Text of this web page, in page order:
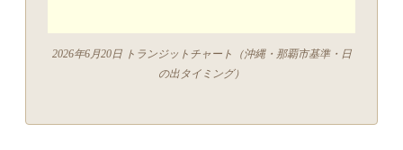
2026年6月20日 トランジットチャート（沖縄・那覇市基準・日
の出タイミング）